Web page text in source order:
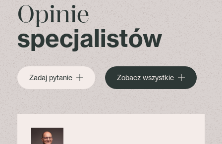
Opinie
specjalistów
Zadaj pytanie Zobacz wszystkie